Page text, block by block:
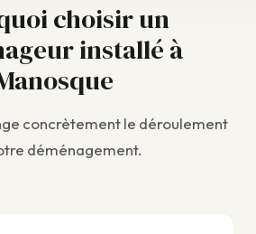
choisir un
installé à
concrètement le déroulement
déménagement.